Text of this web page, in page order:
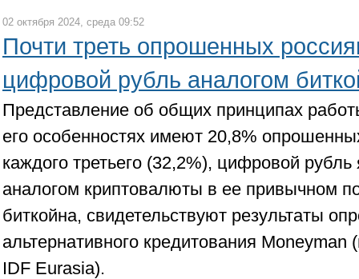
02 октября 2024, среда 09:52
Почти треть опрошенных
цифровой рубль аналогом
Представление об общих принципах
его особенностях имеют 20,8%
каждого третьего (32,2%), цифровой
аналогом криптовалюты в ее привычном
биткойна, свидетельствуют результаты
альтернативного кредитования Moneyman
IDF Eurasia).